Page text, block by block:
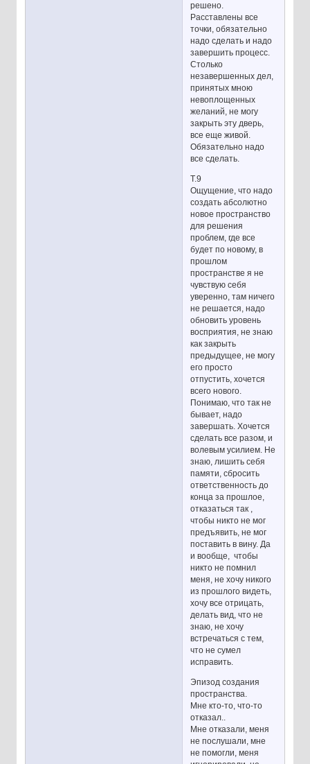
решено.
Расставлены все
точки, обязательно
надо сделать и надо
завершить процесс.
Столько
незавершенных дел,
принятых мною
невоплощенных
желаний, не могу
закрыть эту дверь,
все еще живой.
Обязательно надо
все сделать.
Т.9
Ощущение, что надо
создать абсолютно
новое пространство
для решения
проблем, где все
будет по новому, в
прошлом
пространстве я не
чувствую себя
уверенно, там ничего
не решается, надо
обновить уровень
восприятия, не знаю
как закрыть
предыдущее, не могу
его просто
отпустить, хочется
всего нового.
Понимаю, что так не
бывает, надо
завершать. Хочется
сделать все разом, и
волевым усилием. Не
знаю, лишить себя
памяти, сбросить
ответственность до
конца за прошлое,
отказаться так ,
чтобы никто не мог
предъявить, не мог
поставить в вину. Да
и вообще, чтобы
никто не помнил
меня, не хочу никого
из прошлого видеть,
хочу все отрицать,
делать вид, что не
знаю, не хочу
встречаться с тем,
что не сумел
исправить.
Эпизод создания
пространства.
Мне кто-то, что-то
отказал..
Мне отказали, меня
не послушали, мне
не помогли, меня